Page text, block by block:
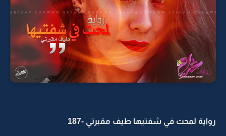
رواية لمحت في شفتيها طيف مقبرتي -187